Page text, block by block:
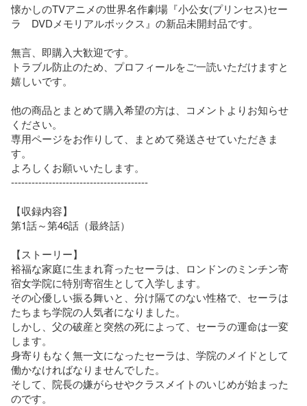
懐かしのTVアニメの世界名作劇場『小公女(プリンセス)セー
ラ　DVDメモリアルボックス』の新品未開封品です。
無言、即購入大歓迎です。
トラブル防止のため、プロフィールをご一読いただけますと
嬉しいです。
他の商品とまとめて購入希望の方は、コメントよりお知らせ
ください。
専用ページをお作りして、まとめて発送させていただきま
す。
よろしくお願いいたします。
----------------------------------------
【収録内容】
第1話～第46話（最終話）
【ストーリー】
裕福な家庭に生まれ育ったセーラは、ロンドンのミンチン寄
宿女学院に特別寄宿生として入学します。
その心優しい振る舞いと、分け隔てのない性格で、セーラは
たちまち学院の人気者になりました。
しかし、父の破産と突然の死によって、セーラの運命は一変
します。
身寄りもなく無一文になったセーラは、学院のメイドとして
働かなければなりませんでした。
そして、院長の嫌がらせやクラスメイトのいじめが始まった
のです。